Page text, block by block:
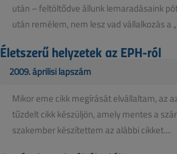
után – feltöltődve állunk lemaradásaink
után remélem, nem lesz vad vállalkozás a
Életszerű helyzetek az EPH-ról
2009. áprilisi lapszám
Mikor eme cikk megírását elvállaltam, az
tűzdelt cikk készüljön, amely mentes a
szakember készítettem az alábbi cikket....